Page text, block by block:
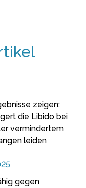
zeigen:
die Libido bei
vermindertem
leiden
gegen